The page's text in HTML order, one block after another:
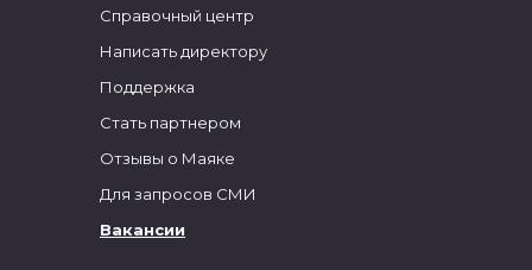
Справочный центр
Написать директору
Поддержка
Стать партнером
Отзывы о Маяке
Для запросов СМИ
Вакансии